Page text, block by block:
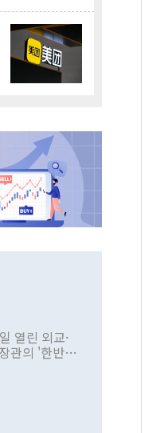
열린 외교·
관의 '한반도
하겠다고 공
동안 정 장